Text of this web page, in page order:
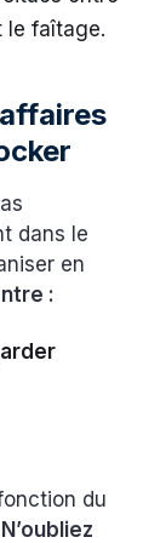
le faîtage.
dans le
en
:
du
N’oubliez